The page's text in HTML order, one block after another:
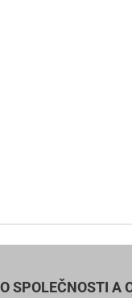
O SPOLEČNOSTI A